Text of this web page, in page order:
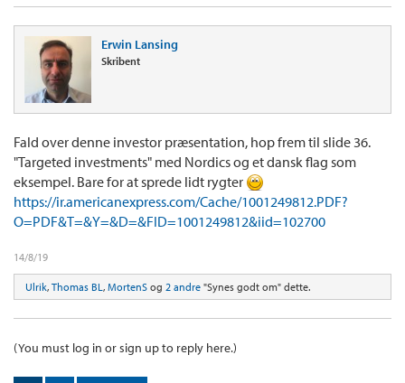
Erwin Lansing
Skribent
Fald over denne investor præsentation, hop frem til slide 36.
"Targeted investments" med Nordics og et dansk flag som
eksempel. Bare for at sprede lidt rygter
https://ir.americanexpress.com/Cache/1001249812.PDF?
O=PDF&T=&Y=&D=&FID=1001249812&iid=102700
14/8/19
Ulrik, Thomas BL , MortenS og 2 andre "Synes godt om" dette.
(You must log in or sign up to reply here.)